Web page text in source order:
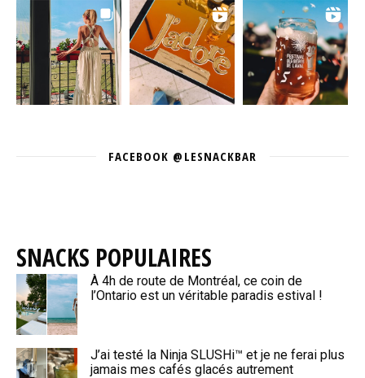
FACEBOOK @LESNACKBAR
SNACKS POPULAIRES
À 4h de route de Montréal, ce coin de
l’Ontario est un véritable paradis estival !
J’ai testé la Ninja SLUSHi™ et je ne ferai plus
jamais mes cafés glacés autrement